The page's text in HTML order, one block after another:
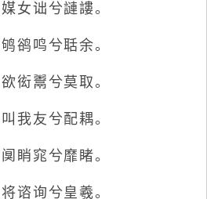
诎兮謰謱。
鸣兮聒余。
鬻兮莫取。
友兮配耦。
窕兮靡睹。
询兮皇羲。